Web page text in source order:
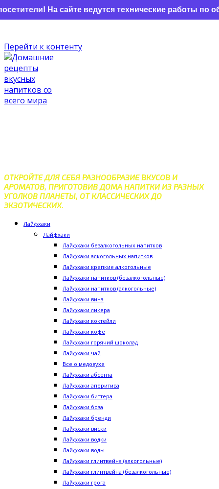
Перейти к контенту
ОТКРОЙТЕ ДЛЯ СЕБЯ РАЗНООБРАЗИЕ ВКУСОВ И
АРОМАТОВ, ПРИГОТОВИВ ДОМА НАПИТКИ ИЗ РАЗНЫХ
УГОЛКОВ ПЛАНЕТЫ, ОТ КЛАССИЧЕСКИХ ДО
ЭКЗОТИЧЕСКИХ.
Лайфхаки
Лайфхаки
Лайфхаки безалкогольных напитков
Лайфхаки алкогольных напитков
Лайфхаки крепкие алкогольные
Лайфхаки напитков (безалкогольные)
Лайфхаки напитков (алкогольные)
Лайфхаки вина
Лайфхаки ликера
Лайфхаки коктейли
Лайфхаки кофе
Лайфхаки горячий шоколад
Лайфхаки чай
Все о медовухе
Лайфхаки абсента
Лайфхаки аперитива
Лайфхаки биттера
Лайфхаки боза
Лайфхаки бренди
Лайфхаки виски
Лайфхаки водки
Лайфхаки воды
Лайфхаки глинтвейна (алкогольные)
Лайфхаки глинтвейна (безалкогольные)
Лайфхаки грога
На сайте ведутся технические работы по